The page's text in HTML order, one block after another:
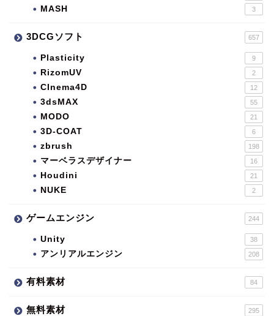
MASH 3
3DCGソフト 657
Plasticity 9
RizomUV 2
CInema4D 12
3dsMAX 55
MODO 21
3D-COAT 6
zbrush 198
マーベラスデザイナー 16
Houdini 21
NUKE 2
ゲームエンジン 244
Unity 38
アンリアルエンジン 208
有料素材 84
無料素材 295